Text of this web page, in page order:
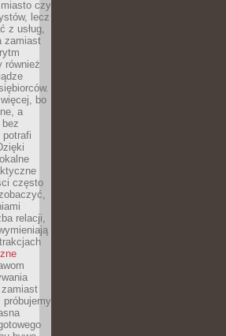
czy
lecz
z usług,
zamiast
również
bo
a
często
relacji,
próbujemy